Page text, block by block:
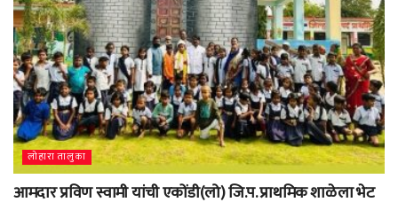
लोहारा तालुका
आमदार प्रविण स्वामी यांची एकोंडी(लो) जि.प. प्राथमिक शाळेला भेट